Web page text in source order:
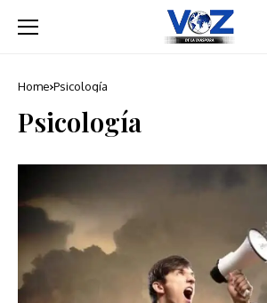
Home Psicología
Psicología